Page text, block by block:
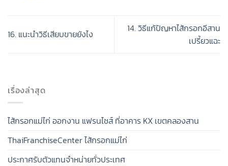
16. แนะนำวิธีเสียบขายยังไง
14. วิธีแก้ปัญหาไส้กรอกอีสาน
เปรี้ยวแฉะ
เรื่องล่าสุด
ไส้กรอกแม่ไก่ ออกงาน แฟรนไชส์ ที่อาคาร KX เขตคลองสาน
ThaiFranchiseCenter ไส้กรอกแม่ไก่
ประกาศรับตัวแทนจำหน่ายทั่วประเทศ